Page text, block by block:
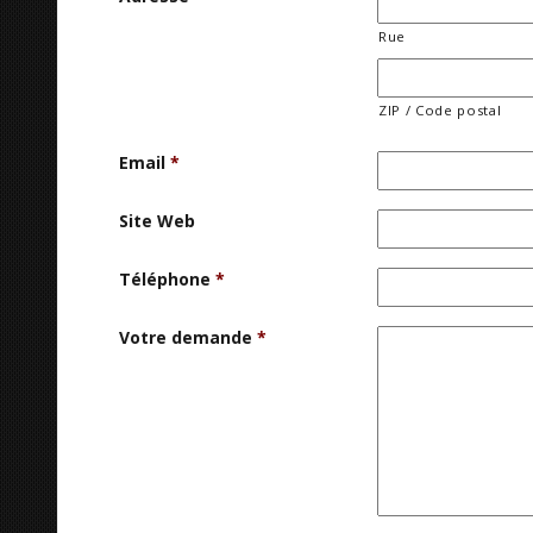
Rue
ZIP / Code postal
Email *
Site Web
Téléphone *
Votre demande *